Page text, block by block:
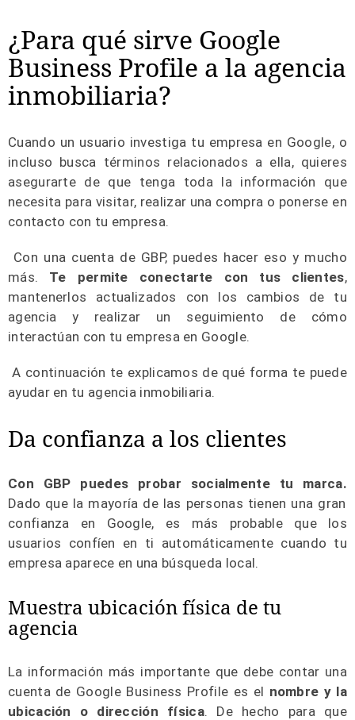
¿Para qué sirve Google
Business Profile a la agencia
inmobiliaria?
Cuando un usuario investiga tu empresa en Google, o
incluso busca términos relacionados a ella, quieres
asegurarte de que tenga toda la información que
necesita para visitar, realizar una compra o ponerse en
contacto con tu empresa.
Con una cuenta de GBP, puedes hacer eso y mucho
más. Te permite conectarte con tus clientes,
mantenerlos actualizados con los cambios de tu
agencia y realizar un seguimiento de cómo
interactúan con tu empresa en Google.
A continuación te explicamos de qué forma te puede
ayudar en tu agencia inmobiliaria.
Da confianza a los clientes
Con GBP puedes probar socialmente tu marca.
Dado que la mayoría de las personas tienen una gran
confianza en Google, es más probable que los
usuarios confíen en ti automáticamente cuando tu
empresa aparece en una búsqueda local.
Muestra ubicación física de tu
agencia
La información más importante que debe contar una
cuenta de Google Business Profile es el nombre y la
ubicación
o dirección física. De hecho para que